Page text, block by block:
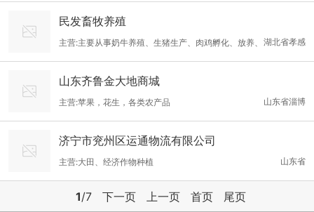
民发畜牧养殖
湖北省孝感
主营:主要从事奶牛养殖、生猪生产、肉鸡孵化、放养、
回收、销售一条龙经 营业务。
山东齐鲁金大地商城
山东省淄博
主营:苹果，花生，各类农产品
济宁市兖州区运通物流有限公司
山东省
主营:大田、经济作物种植
1/7 下一页 上一页 首页 尾页